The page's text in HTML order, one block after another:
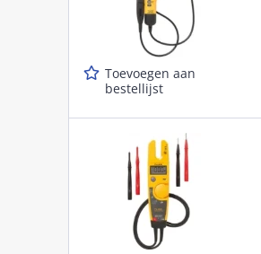
Toevoegen aan
bestellijst